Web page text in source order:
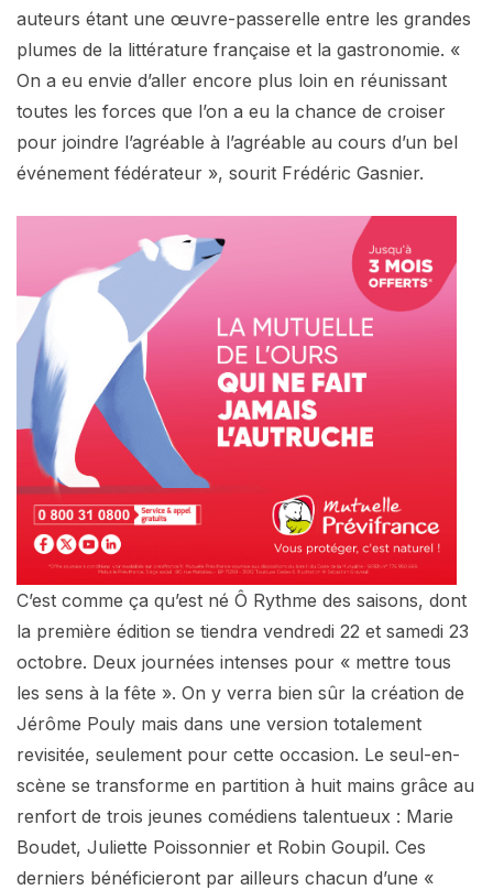
auteurs étant une œuvre-passerelle entre les grandes
plumes de la littérature française et la gastronomie. «
On a eu envie d’aller encore plus loin en réunissant
toutes les forces que l’on a eu la chance de croiser
pour joindre l’agréable à l’agréable au cours d’un bel
événement fédérateur », sourit Frédéric Gasnier.
C’est comme ça qu’est né Ô Rythme des saisons, dont
la première édition se tiendra vendredi 22 et samedi 23
octobre. Deux journées intenses pour « mettre tous
les sens à la fête ». On y verra bien sûr la création de
Jérôme Pouly mais dans une version totalement
revisitée, seulement pour cette occasion. Le seul-en-
scène se transforme en partition à huit mains grâce au
renfort de trois jeunes comédiens talentueux : Marie
Boudet, Juliette Poissonnier et Robin Goupil. Ces
derniers bénéficieront par ailleurs chacun d’une «